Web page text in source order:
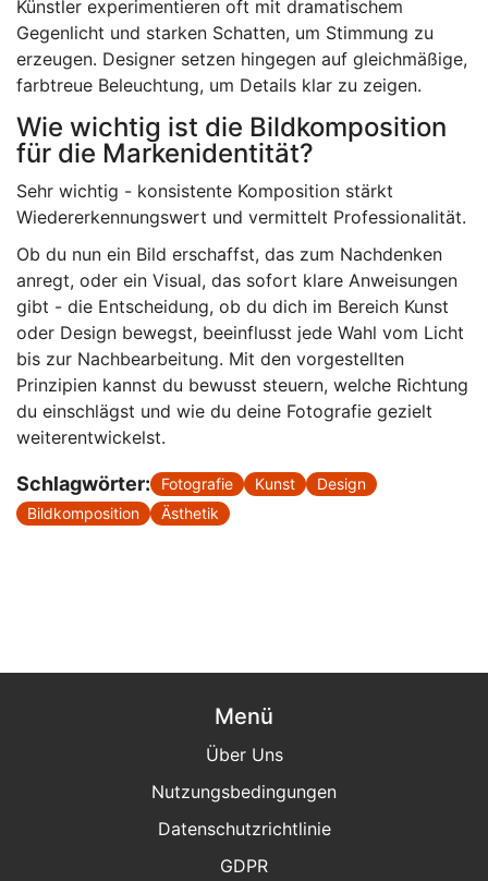
Künstler experimentieren oft mit dramatischem
Gegenlicht und starken Schatten, um Stimmung zu
erzeugen. Designer setzen hingegen auf gleichmäßige,
farbtreue Beleuchtung, um Details klar zu zeigen.
Wie wichtig ist die Bildkomposition
für die Markenidentität?
Sehr wichtig - konsistente Komposition stärkt
Wiedererkennungswert und vermittelt Professionalität.
Ob du nun ein Bild erschaffst, das zum Nachdenken
anregt, oder ein Visual, das sofort klare Anweisungen
gibt - die Entscheidung, ob du dich im Bereich Kunst
oder Design bewegst, beeinflusst jede Wahl vom Licht
bis zur Nachbearbeitung. Mit den vorgestellten
Prinzipien kannst du bewusst steuern, welche Richtung
du einschlägst und wie du deine Fotografie gezielt
weiterentwickelst.
Schlagwörter: Fotografie Kunst
Design
Bildkomposition
Ästhetik
Menü
Über Uns
Nutzungsbedingungen
Datenschutzrichtlinie
GDPR